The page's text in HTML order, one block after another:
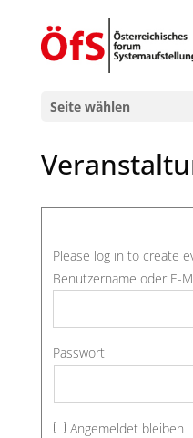
Seite wählen
Please log in to create
Benutzername oder E-
Passwort
Angemeldet bleiben